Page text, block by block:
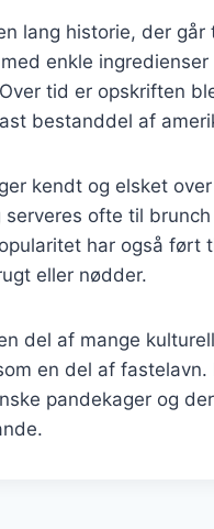
lang historie, der
enkle
tid er opskriften
bestanddel af
kendt og elsket
ofte til
har også ført
eller nødder.
del af mange
en del af
pandekager og